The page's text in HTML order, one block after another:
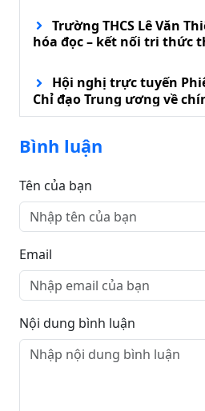
Trường THCS Lê Văn
hóa đọc – kết nối tri thức
Hội nghị trực tuyến
Chỉ đạo Trung ương về
phát triển thị trường bất
Bình luận
Tên của bạn
Email
Nội dung bình luận